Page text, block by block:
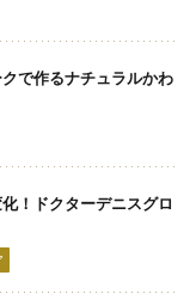
で作るナチュラルかわ
！ドクターデニスグロ